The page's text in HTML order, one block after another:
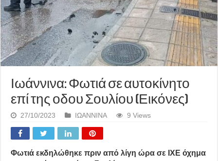
Ιωάννινα: Φωτιά σε αυτοκίνητο
επί της οδου Σουλίου (Εικόνες)
27/10/2023 ΙΩΑΝΝΙΝΑ 9 Views
Φωτιά εκδηλώθηκε πριν από λίγη ώρα σε ΙΧΕ όχημα